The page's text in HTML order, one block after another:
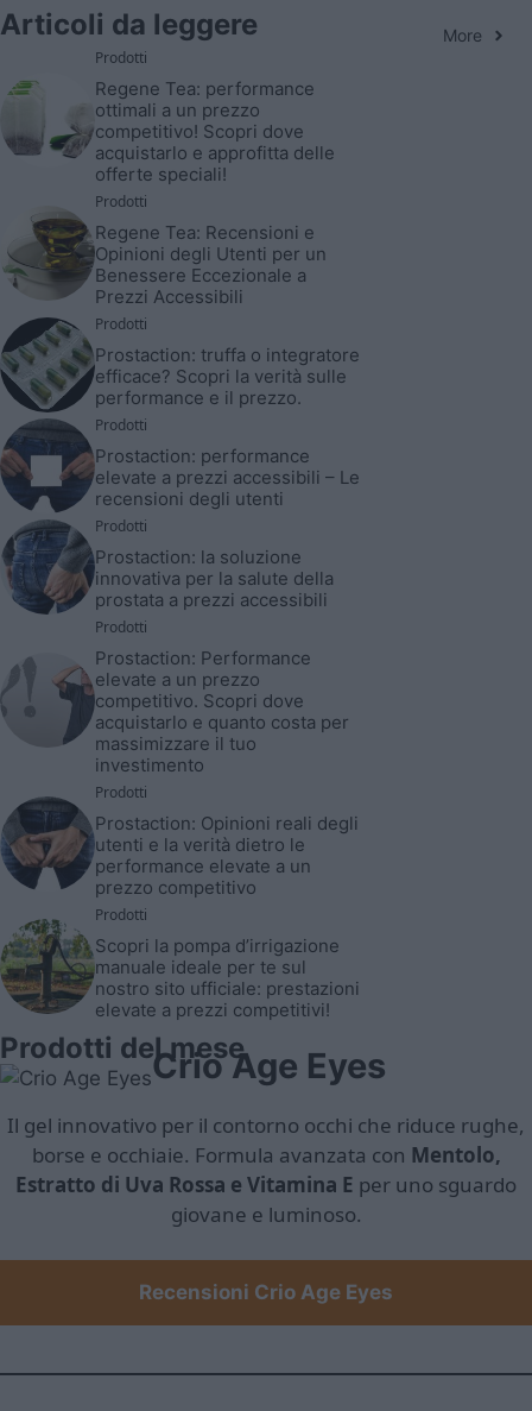
Articoli da leggere
More
Prodotti
Regene Tea: performance
ottimali a un prezzo
competitivo! Scopri dove
acquistarlo e approfitta delle
offerte speciali!
Prodotti
Regene Tea: Recensioni e
Opinioni degli Utenti per un
Benessere Eccezionale a
Prezzi Accessibili
Prodotti
Prostaction: truffa o integratore
efficace? Scopri la verità sulle
performance e il prezzo.
Prodotti
Prostaction: performance
elevate a prezzi accessibili – Le
recensioni degli utenti
Prodotti
Prostaction: la soluzione
innovativa per la salute della
prostata a prezzi accessibili
Prodotti
Prostaction: Performance
elevate a un prezzo
competitivo. Scopri dove
acquistarlo e quanto costa per
massimizzare il tuo
investimento
Prodotti
Prostaction: Opinioni reali degli
utenti e la verità dietro le
performance elevate a un
prezzo competitivo
Prodotti
Scopri la pompa d’irrigazione
manuale ideale per te sul
nostro sito ufficiale: prestazioni
elevate a prezzi competitivi!
Prodotti del meseCrio Age Eyes
Il gel innovativo per il contorno occhi che riduce rughe,
borse e occhiaie. Formula avanzata con Mentolo,
Estratto di Uva Rossa e Vitamina E per uno sguardo
giovane e luminoso.
Recensioni Crio Age Eyes